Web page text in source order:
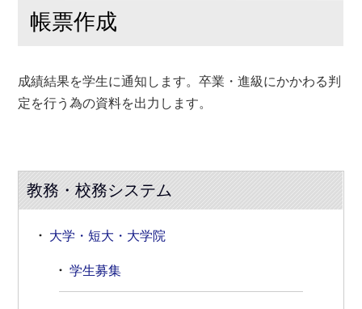
帳票作成
成績結果を学生に通知します。卒業・進級にかかわる判
定を行う為の資料を出力します。
教務・校務システム
大学・短大・大学院
学生募集